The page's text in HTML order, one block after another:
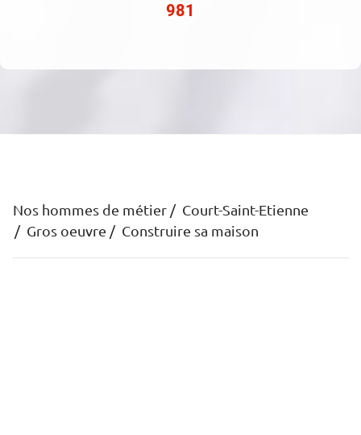
981
Nos hommes de métier
Court-Saint-Etienne
Gros oeuvre
Construire sa maison